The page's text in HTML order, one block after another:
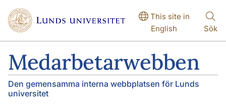
Hoppa till huvudinnehåll
Hoppa till huvudinnehåll
This site in
English
Sök
Medarbetarwebben
Den gemensamma interna webbplatsen för Lunds
universitet